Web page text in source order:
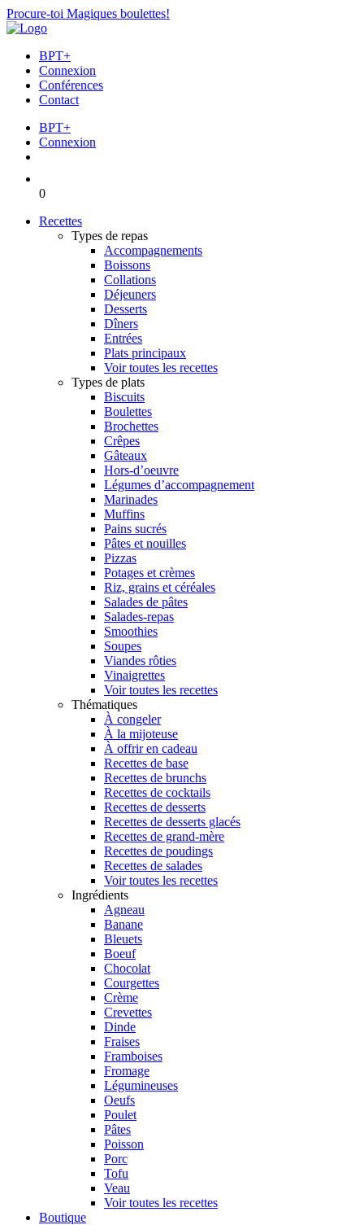
Procure-toi Magiques boulettes!
BPT+
Connexion
Conférences
Contact
BPT+
Connexion
0
Recettes
Types de repas
Accompagnements
Boissons
Collations
Déjeuners
Desserts
Dîners
Entrées
Plats principaux
Voir toutes les recettes
Types de plats
Biscuits
Boulettes
Brochettes
Crêpes
Gâteaux
Hors-d’oeuvre
Légumes d’accompagnement
Marinades
Muffins
Pains sucrés
Pâtes et nouilles
Pizzas
Potages et crèmes
Riz, grains et céréales
Salades de pâtes
Salades-repas
Smoothies
Soupes
Viandes rôties
Vinaigrettes
Voir toutes les recettes
Thématiques
À congeler
À la mijoteuse
À offrir en cadeau
Recettes de base
Recettes de brunchs
Recettes de cocktails
Recettes de desserts
Recettes de desserts glacés
Recettes de grand-mère
Recettes de poudings
Recettes de salades
Voir toutes les recettes
Ingrédients
Agneau
Banane
Bleuets
Boeuf
Chocolat
Courgettes
Crème
Crevettes
Dinde
Fraises
Framboises
Fromage
Légumineuses
Oeufs
Poulet
Pâtes
Poisson
Porc
Tofu
Veau
Voir toutes les recettes
Boutique